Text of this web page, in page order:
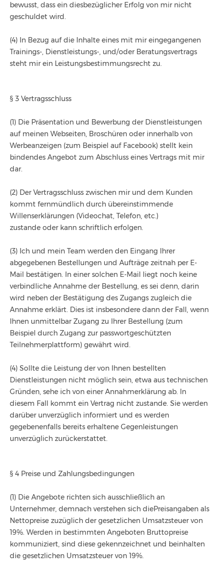
bewusst, dass ein diesbezüglicher Erfolg von mir nicht
geschuldet wird.
(4) In Bezug auf die Inhalte eines mit mir eingegangenen
Trainings-, Dienstleistungs-, und/oder Beratungsvertrags
steht mir ein Leistungsbestimmungsrecht zu.
§ 3 Vertragsschluss
(1) Die Präsentation und Bewerbung der Dienstleistungen
auf meinen Webseiten, Broschüren oder innerhalb von
Werbeanzeigen (zum Beispiel auf Facebook) stellt kein
bindendes Angebot zum Abschluss eines Vertrags mit mir
dar.
(2) Der Vertragsschluss zwischen mir und dem Kunden
kommt fernmündlich durch übereinstimmende
Willenserklärungen (Videochat, Telefon, etc.)
zustande oder kann schriftlich erfolgen.
(3) Ich und mein Team werden den Eingang Ihrer
abgegebenen Bestellungen und Aufträge zeitnah per E-
Mail bestätigen. In einer solchen E-Mail liegt noch keine
verbindliche Annahme der Bestellung, es sei denn, darin
wird neben der Bestätigung des Zugangs zugleich die
Annahme erklärt. Dies ist insbesondere dann der Fall, wenn
Ihnen unmittelbar Zugang zu Ihrer Bestellung (zum
Beispiel durch Zugang zur passwortgeschützten
Teilnehmerplattform) gewährt wird.
(4) Sollte die Leistung der von Ihnen bestellten
Dienstleistungen nicht möglich sein, etwa aus technischen
Gründen, sehe ich von einer Annahmerklärung ab. In
diesem Fall kommt ein Vertrag nicht zustande. Sie werden
darüber unverzüglich informiert und es werden
gegebenenfalls bereits erhaltene Gegenleistungen
unverzüglich zurückerstattet.
§ 4 Preise und Zahlungsbedingungen
(1) Die Angebote richten sich ausschließlich an
Unternehmer, demnach verstehen sich diePreisangaben als
Nettopreise zuzüglich der gesetzlichen Umsatzsteuer von
19%. Werden in bestimmten Angeboten Bruttopreise
kommuniziert, sind diese gekennzeichnet und beinhalten
die gesetzlichen Umsatzsteuer von 19%.